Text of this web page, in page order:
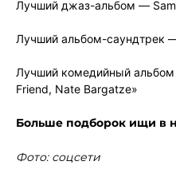
Лучший джаз-альбом —
Лучший альбом-саундтрек
Лучший комедийный
Friend, Nate Bargatze»
Больше подборок ищи в
Фото: соцсети